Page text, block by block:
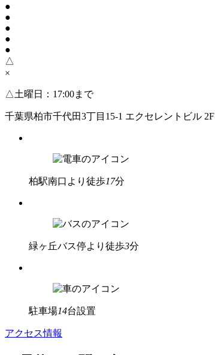
●
●
●
●
●
△
×
△土曜日：17:00まで
千葉県柏市千代田3丁目15-1 エクセレントビル 2F
柏駅南口 より徒歩17分
緑ヶ丘バス停より徒歩3分
駐車場14台設置
アクセス情報